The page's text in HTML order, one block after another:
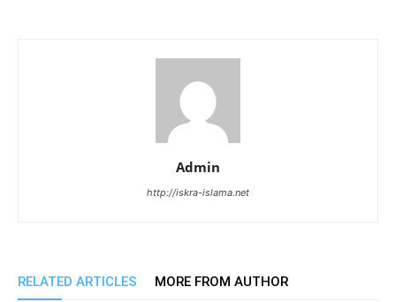
Admin
http://iskra-islama.net
RELATED ARTICLES MORE FROM AUTHOR